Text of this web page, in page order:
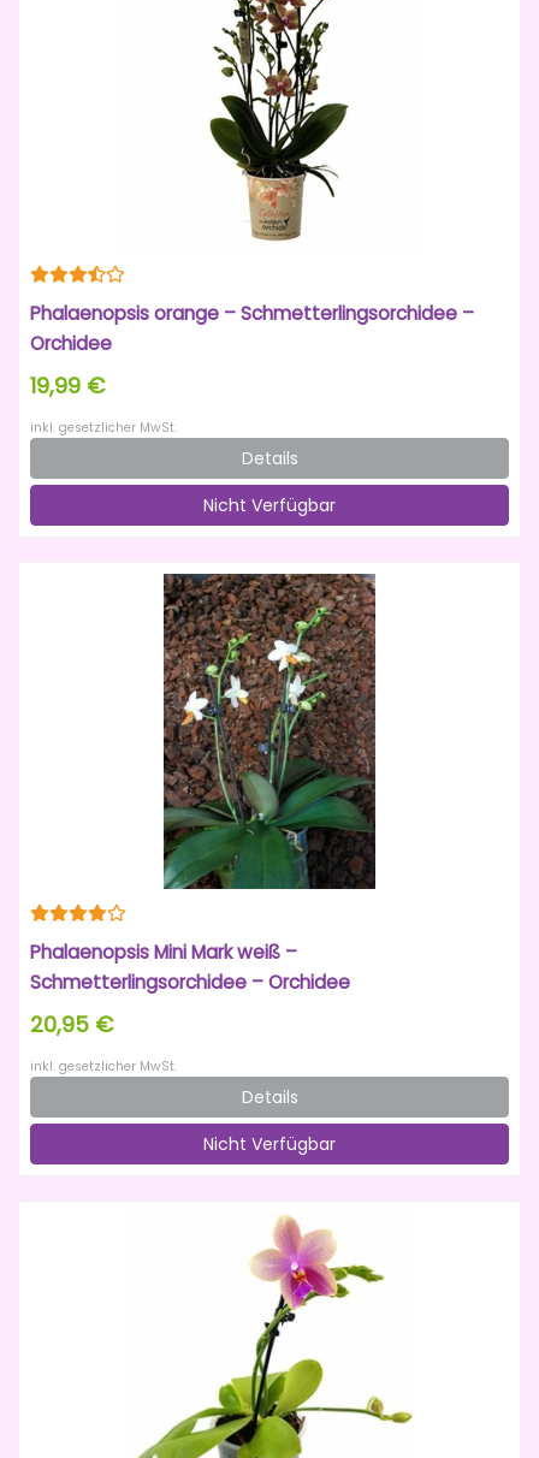
Phalaenopsis orange – Schmetterlingsorchidee –
Orchidee
19,99 €
inkl. gesetzlicher MwSt.
Details
Nicht Verfügbar
Phalaenopsis Mini Mark weiß –
Schmetterlingsorchidee – Orchidee
20,95 €
inkl. gesetzlicher MwSt.
Details
Nicht Verfügbar